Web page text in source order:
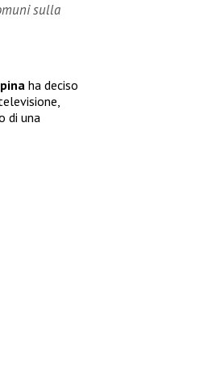
sulla
ha deciso
di una